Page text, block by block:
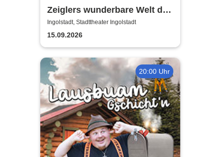
Zeiglers wunderbare Welt des
Fußballs - Immer Glück ist
Können!
Ingolstadt, Stadttheater Ingolstadt
15.09.2026
20:00 Uhr